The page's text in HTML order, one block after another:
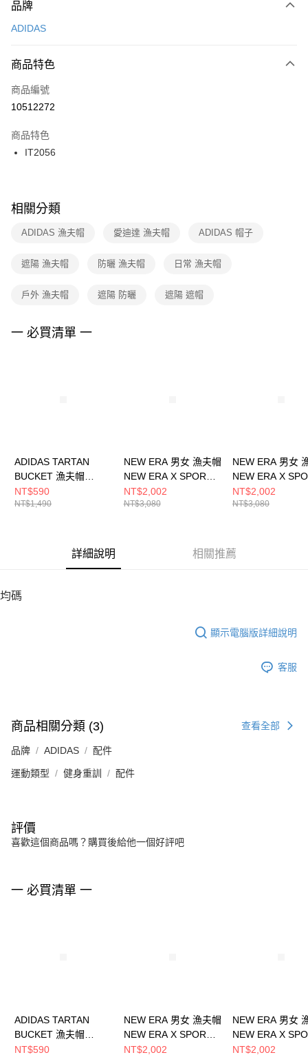
台灣樂天信用卡公司
【關於「AFTEE先享後付」】
便利好安心！
３．安心：先確認商品／服務後，再付款。
【「AFTEE先享後付」結帳流程】
１．於結帳方式選擇「AFTEE先享後付」後，將跳轉至「AFTEE先享後付」
２．訂單成立數日內，您將收到繳費通知簡訊。
３．收到繳費通知簡訊後14天內，點擊此簡訊中的連結，可透過四大超商／
ATM／網路銀行／等多元方式進行付款，方視為交易完成。
※ 交易是否成功請以「AFTEE先享後付 」之結帳頁面顯示為準，若有關於
是否繳費成功／繳費後需取消欲退款等相關疑問，請聯繫「AFTEE先享後付
客戶支援中心」https://netprotections.freshdesk.com/support/home
１．透過由恩沛科技股份有限公司提供之「AFTEE先享後付」服務完成之交
權轉讓予恩沛科技股份有限公司。
３．未成年的使用者請事先徵得法定代理人或監護人之同意方可使用
「AFTEE先享後付」，若未經同意申辦者引起之損失，本公司不負相關責
運送方式
每筆NT$100，滿NT$1,500(含以上)免運費
宅配
每筆NT$100，滿NT$1,500(含以上)免運費
付款後門市自取
每筆NT$100，滿NT$1,500(含以上)免運費
品牌
ADIDAS
商品特色
商品編號
10512272
商品特色
IT2056
相關分類
ADIDAS 漁夫帽 愛迪達 漁夫帽 ADIDAS 帽子
遮陽 漁夫帽 防曬 漁夫帽 日常 漁夫帽
戶外 漁夫帽 遮陽 防曬 遮陽 遮帽
一 必買清單 一
ADIDAS TARTAN
BUCKET 漁夫帽
IY1543
NT$590
NT$1,490
NEW ERA 男女 漁夫帽
NEW ERA X SPORT B
NE14323547
NT$2,002
NT$3,080
NEW ERA 男女
NEW ERA X
NE14323546
NT$2,002
NT$3,080
詳細說明 相關推薦
均碼
顯示電腦版詳細說明
客服
商品相關分類 (3) 查看全部
品牌 ADIDAS 配件
運動類型 健身重訓 配件
評價
喜歡這個商品嗎？購買後給他一個好評吧
一 必買清單 一
ADIDAS TARTAN
BUCKET 漁夫帽
IY1543
NT$590
NEW ERA 男女 漁夫帽
NEW ERA X SPORT B
NE14323547
NT$2,002
NEW ERA 男女
NEW ERA X
NE14323546
NT$2,002